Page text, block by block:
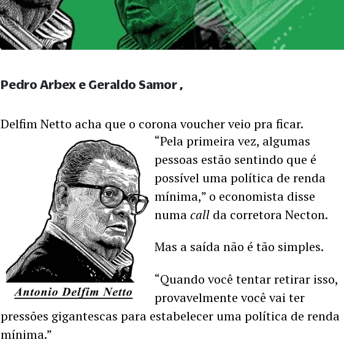
Delfim Netto acha que o corona voucher veio pra ficar.
“Pela primeira vez, algumas
pessoas estão sentindo que é
possível uma política de renda
mínima,” o economista disse
numa call da corretora Necton.
Mas a saída não é tão simples.
“Quando você tentar retirar isso,
provavelmente você vai ter
pressões gigantescas para estabelecer uma política de renda
mínima.”
Pedro Arbex e Geraldo Samor